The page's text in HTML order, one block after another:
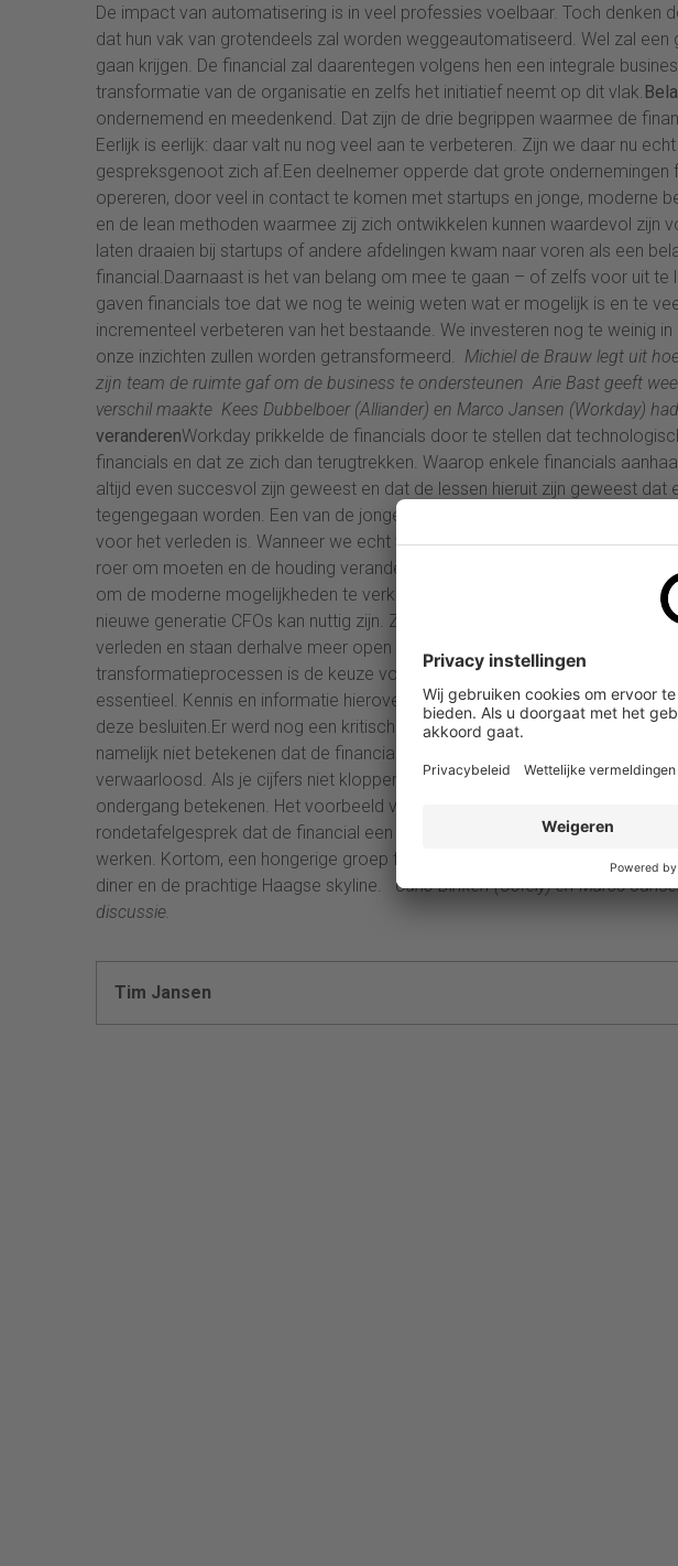
De impact van automatisering is in veel professies voelbaar. Toch denken
dat hun vak van grotendeels zal worden weggeautomatiseerd. Wel zal een
gaan krijgen. De financial zal daarentegen volgens hen een integrale
transformatie van de organisatie en zelfs het initiatief neemt op dit vlak.
ondernemend en meedenkend. Dat zijn de drie begrippen waarmee de
Eerlijk is eerlijk: daar valt nu nog veel aan te verbeteren. Zijn we daar nu
gespreksgenoot zich af.Een deelnemer opperde dat grote ondernemingen
opereren, door veel in contact te komen met startups en jonge, moderne
en de lean methoden waarmee zij zich ontwikkelen kunnen waardevol zijn
laten draaien bij startups of andere afdelingen kwam naar voren als een
financial.Daarnaast is het van belang om mee te gaan – of zelfs voor uit te
gaven financials toe dat we nog te weinig weten wat er mogelijk is en te
incrementeel verbeteren van het bestaande. We investeren nog te weinig
onze inzichten zullen worden getransformeerd. Michiel de Brauw legt uit
zijn team de ruimte gaf om de business te ondersteunen Arie Bast geeft
verschil maakte Kees Dubbelboer (Alliander) en Marco Jansen (Workday)
veranderenWorkday prikkelde de financials door te stellen dat
financials en dat ze zich dan terugtrekken. Waarop enkele financials
altijd even succesvol zijn geweest en dat de lessen hieruit zijn geweest
tegengegaan worden. Een van de jongere financials aan tafel bracht daar
voor het verleden is. Wanneer we echt willen leren van de methoden van
roer om moeten en de houding veranderen. Het is dan ook raadzaam dat
om de moderne mogelijkheden te verkennen en pro-actief in gesprek gaan
nieuwe generatie CFOs kan nuttig zijn. Zij hebben over het algemeen minder
verleden en staan derhalve meer open voor nieuwe technologische
transformatieprocessen is de keuze voor een technologie die de snelheid
essentieel. Kennis en informatie hierover uitwisselen met (jongere)
deze besluiten.Er werd nog een kritische kanttekening geplaatst bij het
namelijk niet betekenen dat de financial zijn basistaken – de controls goed
verwaarloosd. Als je cijfers niet kloppen, heeft strategie bepalen immers
ondergang betekenen. Het voorbeeld van Imtech kwam ter
rondetafelgesprek dat de financial een completer mens moet worden.
werken. Kortom, een hongerige groep financials gaat aan de slag. Maar
diner en de prachtige Haagse skyline. Carlo Binken (Cofely) en Marco
discussie.
Tim Jansen